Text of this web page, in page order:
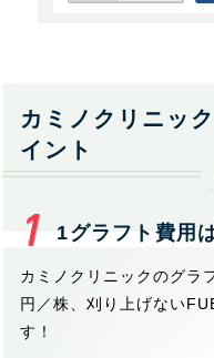
カミノクリニッ
イント
1グラフト費用
カミノクリニックのグラ
円／株、刈り上げない
す！